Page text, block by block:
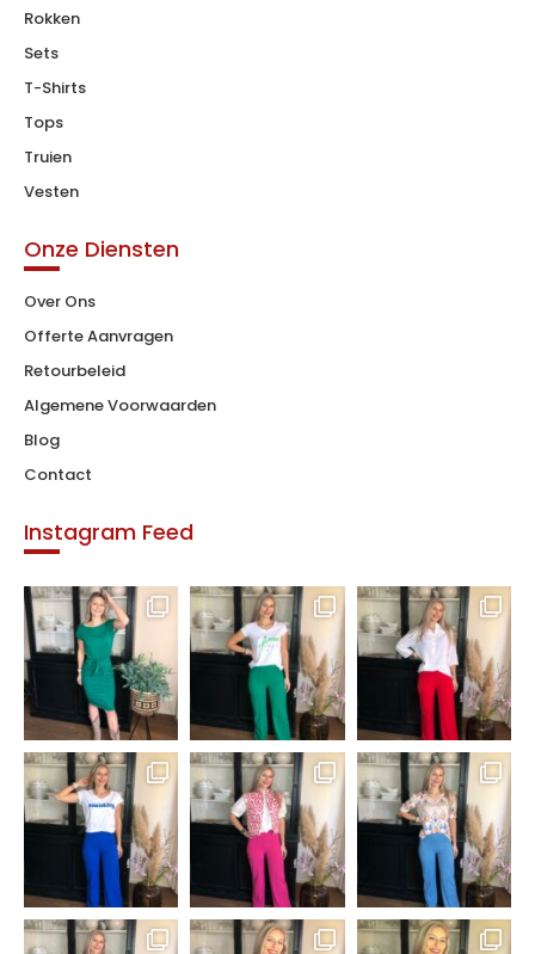
Rokken
Sets
T-Shirts
Tops
Truien
Vesten
Onze Diensten
Over Ons
Offerte Aanvragen
Retourbeleid
Algemene Voorwaarden
Blog
Contact
Instagram Feed